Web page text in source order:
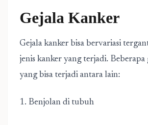
Gejala Kanker
Gejala kanker bisa bervariasi
jenis kanker yang terjadi.
yang bisa terjadi antara lain:
1. Benjolan di tubuh